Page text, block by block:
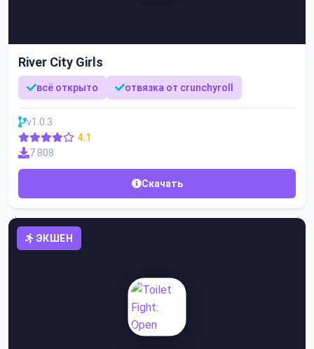
River City Girls
всё открыто отвязка от crunchyroll
v1.0.3
4.1
7 808
Скачать
ЭКШЕН